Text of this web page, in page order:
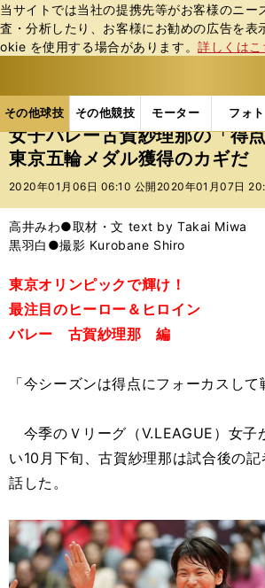
当サイトでは当社の提携先等がお客様のニー
査・分析したり、お客様にお勧めの広告を表
okie を使⽤する場合があります。詳しくはこ
その他球技 その他競技 モーター フォト
ス
ポ
ル
バ
その他球技の記事一覧 バレー
女子バレー古賀紗理那の「得
東京五輪メダル獲得のカギだ
2020年01月06日 06:10 公開 2020年01月07日
高井みわ●取材・文 text by Takai Miwa
黒羽白●撮影 Kurobane Shiro
東京オリンピックで輝け！
最注目のヒーロー＆ヒロイン
バレー 古賀紗理那 編
「今シーズンは得点にフォーカスして
今季のＶリーグ（V.LEAGUE）女子
い10月下旬、古賀紗理那は試合後の記
話した。